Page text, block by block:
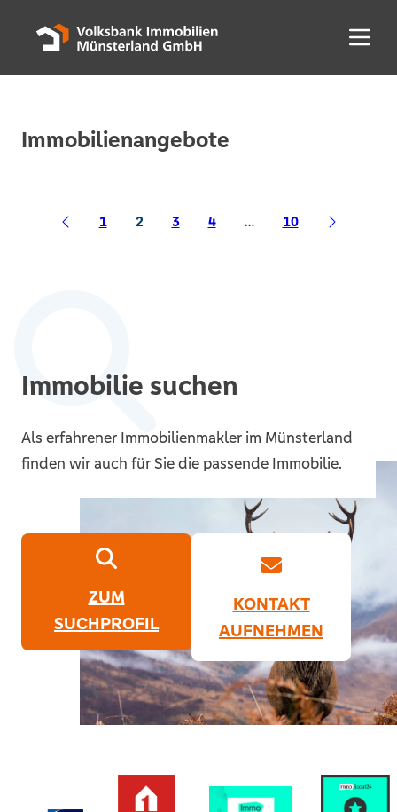
Menü
Immobilienangebote
1 2 3 4 … 10
Immobilie suchen
Als erfahrener Immobilienmakler im Münsterland
finden wir auch für Sie die passende Immobilie.
ZUM
SUCHPROFIL
KONTAKT
AUFNEHMEN